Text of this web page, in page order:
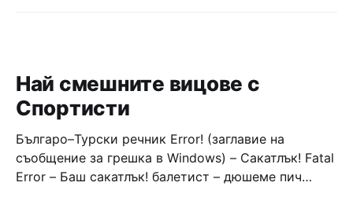
Най смешните вицове с
Спортисти
Българо–Турски речник Error! (заглавие на
съобщение за грешка в Windows) – Сакатлък! Fatal
Error – Баш сакатлък! балетист – дюшеме пич